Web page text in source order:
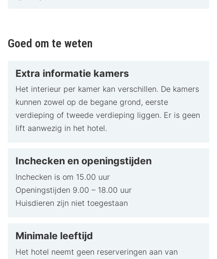
Zeeland
ligging in het gezellige Renesse, op korte afstand van
het strand, het centrum en de Zeeuwse natuur. Het
hotel biedt uitstekende faciliteiten zoals een jacuzzi,
buitenzwembad en een restaurant dat bekendstaat om
fiets- en wandeltochten, en het hotel verhuurt fietsen
om de prachtige natuur te verkennen. Badhotel
Renesse combineert rust, comfort en een prachtige
kustlocatie, ideaal voor een heerlijk verblijf in Zeeland.
Goed om te weten
Extra informatie kamers
Het interieur per kamer kan verschillen. De kamers
kunnen zowel op de begane grond, eerste
verdieping of tweede verdieping liggen. Er is geen
lift aanwezig in het hotel.
Inchecken en openingstijden
Inchecken is om 15.00 uur
Openingstijden 9.00 – 18.00 uur
Huisdieren zijn niet toegestaan
Minimale leeftijd
Het hotel neemt geen reserveringen aan van